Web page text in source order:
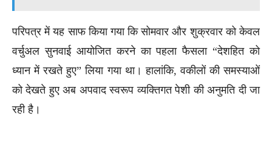
परिपत्र में यह साफ किया गया कि सोमवार और शुक्रवार को केवल
वर्चुअल सुनवाई आयोजित करने का पहला फैसला “देशहित को
ध्यान में रखते हुए” लिया गया था। हालांकि, वकीलों की समस्याओं
को देखते हुए अब अपवाद स्वरूप व्यक्तिगत पेशी की अनुमति दी जा
रही है।